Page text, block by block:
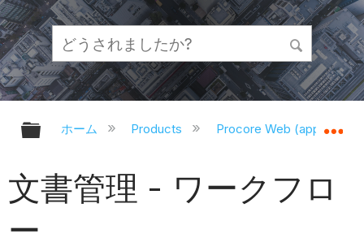
グローバル階層を展開/折りたたむ
ホーム Products Procore Web
文書管理 - ワークフロ
ー